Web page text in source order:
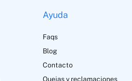
Ayuda
Faqs
Blog
Contacto
Quejas y reclamaciones